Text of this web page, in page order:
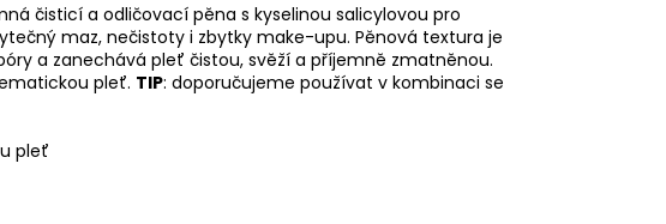
čisticí a odličovací pěna s kyselinou salicylovou pro
maz, nečistoty i zbytky make-upu. Pěnová textura je
a zanechává pleť čistou, svěží a příjemně zmatněnou.
pleť. TIP: doporučujeme používat v kombinaci se
pleť